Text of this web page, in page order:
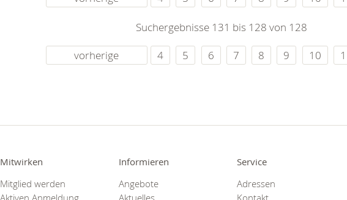
Suchergebnisse 131 bis 128 von 128
vorherige
4 5 6 7 8 9 10
Mitwirken
Mitglied werden
Informieren
Angebote
Service
Adressen